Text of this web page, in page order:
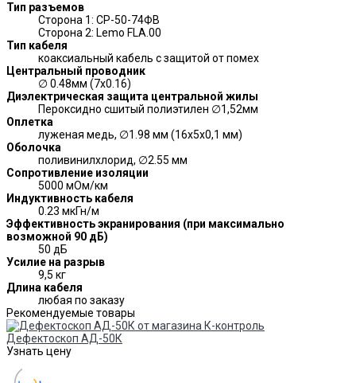
Тип разъемов
Сторона 1: СР-50-74ФВ
Сторона 2: Lemo FLA.00
Тип кабеля
коаксиальный кабель с защитой от помех
Центральный проводник
∅ 0.48мм (7х0.16)
Диэлектрическая защита центральной жилы
Пероксидно сшитый полиэтилен ∅1,52мм
Оплетка
луженая медь, ∅1.98 мм (16х5х0,1 мм)
Оболочка
поливинилхлорид, ∅2.55 мм
Сопротивление изоляции
5000 мОм/км
Индуктивность кабеля
0.23 мкГн/м
Эффективность экранирования (при максимально
возможной 90 дБ)
50 дБ
Усилие на разрыв
9,5 кг
Длина кабеля
любая по заказу
Рекомендуемые товары
Дефектоскоп АД-50К
Узнать цену